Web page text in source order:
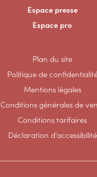
Espace presse
Espace pro
Plan du site
Politique de
Mentions légales
Conditions générales de
Conditions tarifaires
Déclaration d'accessibilité